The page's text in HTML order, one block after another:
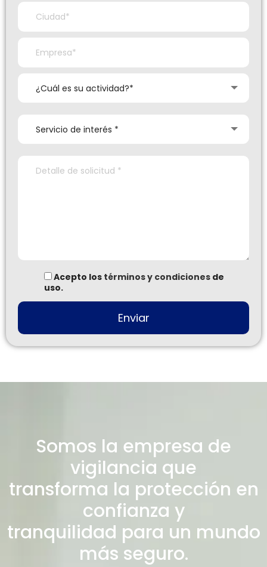
¿Cuál es su actividad?*
Servicio de interés *
Acepto los términos y condiciones de
uso.
Somos la empresa de
vigilancia que
transforma la protección en
confianza y
tranquilidad para un mundo
más seguro.